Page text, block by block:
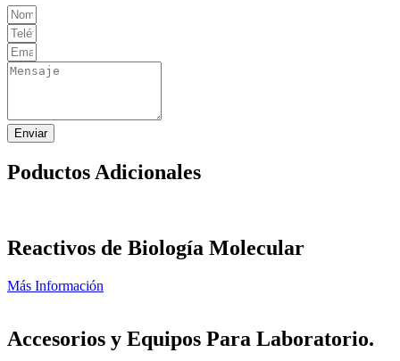
Enviar
Poductos Adicionales
Reactivos de Biología Molecular
Más Información
Accesorios y Equipos Para Laboratorio.